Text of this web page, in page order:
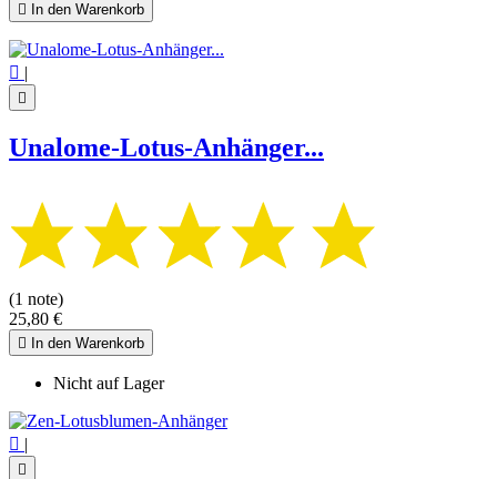
 In den Warenkorb
 |

Unalome-Lotus-Anhänger...
(1 note)
25,80 €
 In den Warenkorb
Nicht auf Lager

